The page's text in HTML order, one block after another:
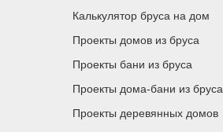
Калькулятор бруса на дом
Проекты домов из бруса
Проекты бани из бруса
Проекты дома-бани из бруса
Проекты деревянных домов